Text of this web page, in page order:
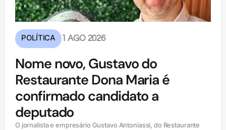
POLÍTICA 1 AGO 2026
Nome novo, Gustavo do
Restaurante Dona Maria é
confirmado candidato a
deputado
O jornalista e empresário Gustavo Antoniassi, do Restaurante